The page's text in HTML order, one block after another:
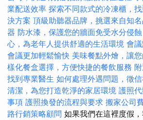
業配送效率 探索不同款式的冷凍櫃，
決方案 頂級助聽器品牌，挑選來自知
器 防水漆，保護您的牆面免受水分侵蝕
心，為老年人提供舒適的生活環境 會
會議更加輕鬆愉快 美味餐點外燴，讓
樣化餐盒選擇，方便快捷的餐飲服務
找到專業醫生 如何處理外遇問題，徵
清潔，為您打造乾淨的家居環境 護照
事項 護照換發的流程與要求 搬家公司
路行銷策略顧問 如果我們在這裡度假